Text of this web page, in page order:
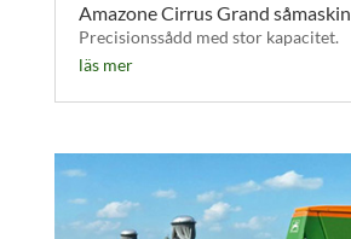
Amazone Cirrus Grand såmaskin
Precisionssådd med stor kapacitet.
läs mer